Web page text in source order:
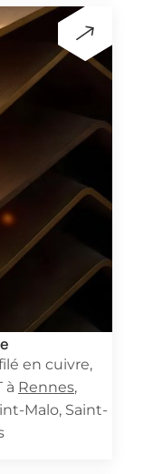
en cuivre,
à Rennes,
Malo, Saint-